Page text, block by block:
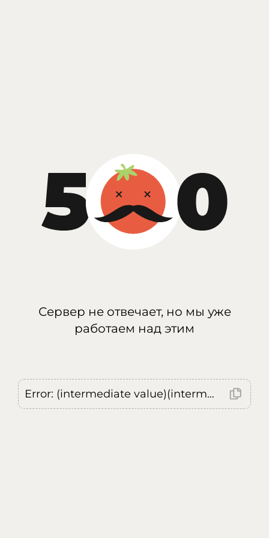
Сервер не отвечает, но мы уже
работаем над этим
Error: (intermediate value)(intermediate value)(intermediate value).replaceAll is not a function